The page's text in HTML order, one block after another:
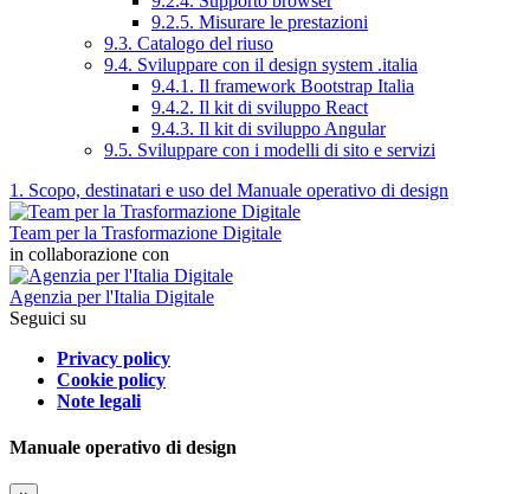
9.2.5. Misurare le prestazioni
9.3. Catalogo del riuso
9.4. Sviluppare con il design system .italia
9.4.1. Il framework Bootstrap Italia
9.4.2. Il kit di sviluppo React
9.4.3. Il kit di sviluppo Angular
9.5. Sviluppare con i modelli di sito e servizi
1. Scopo, destinatari e uso del Manuale operativo di design
Team per la Trasformazione Digitale
in collaborazione con
Agenzia per l'Italia Digitale
Seguici su
Privacy policy
Cookie policy
Note legali
Manuale operativo di design